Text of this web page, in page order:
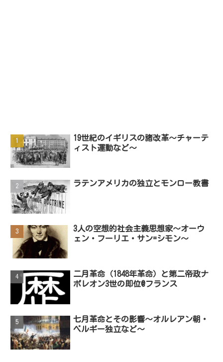
19世紀のイギリスの諸改革～チャーテ
ィスト運動など～
ラテンアメリカの独立とモンロー教書
3人の空想的社会主義思想家～オーウ
ェン・フーリエ・サン=シモン～
二月革命（1848年革命）と第二帝政ナ
ポレオン3世の即位@フランス
七月革命とその影響～オルレアン朝・
ベルギー独立など～